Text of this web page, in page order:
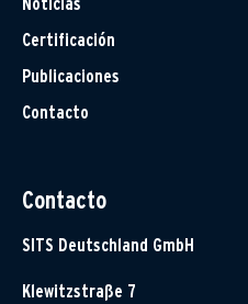
Certificación
Publicaciones
Contacto
Contacto
SITS Deutschland GmbH
Klewitzstraße 7